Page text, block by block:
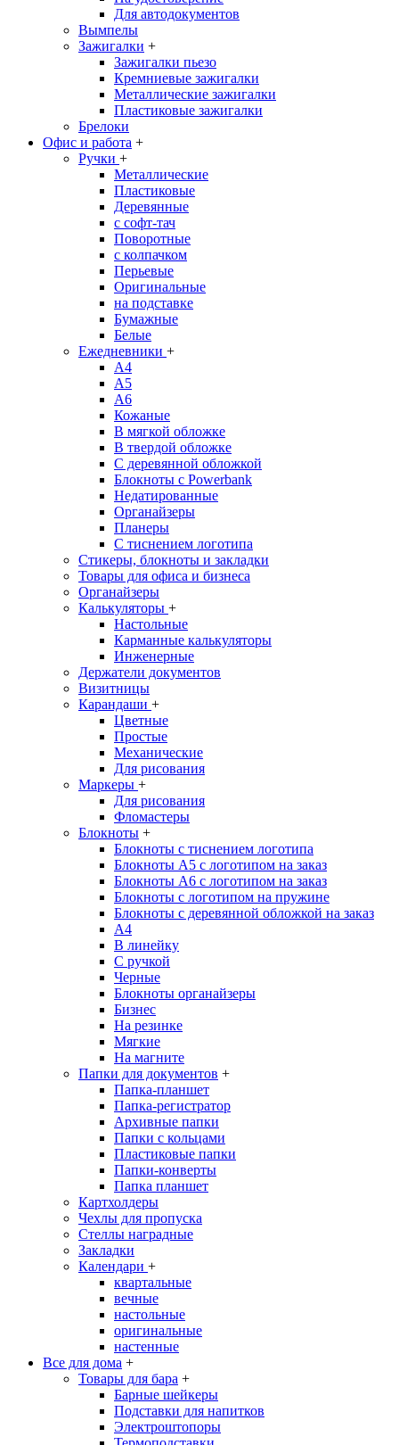
Для автодокументов
Вымпелы
Зажигалки +
Зажигалки пьезо
Кремниевые зажигалки
Металлические зажигалки
Пластиковые зажигалки
Брелоки
Офис и работа +
Ручки +
Металлические
Пластиковые
Деревянные
с софт-тач
Поворотные
с колпачком
Перьевые
Оригинальные
на подставке
Бумажные
Белые
Ежедневники +
A4
A5
A6
Кожаные
В мягкой обложке
В твердой обложке
С деревянной обложкой
Блокноты с Powerbank
Недатированные
Органайзеры
Планеры
С тиснением логотипа
Стикеры, блокноты и закладки
Товары для офиса и бизнеса
Органайзеры
Калькуляторы +
Настольные
Карманные калькуляторы
Инженерные
Держатели документов
Визитницы
Карандаши +
Цветные
Простые
Механические
Для рисования
Маркеры +
Для рисования
Фломастеры
Блокноты +
Блокноты с тиснением логотипа
Блокноты А5 с логотипом на заказ
Блокноты А6 с логотипом на заказ
Блокноты с логотипом на пружине
Блокноты с деревянной обложкой на заказ
A4
В линейку
С ручкой
Черные
Блокноты органайзеры
Бизнес
На резинке
Мягкие
На магните
Папки для документов +
Папка-планшет
Папка-регистратор
Архивные папки
Папки с кольцами
Пластиковые папки
Папки-конверты
Папка планшет
Картхолдеры
Чехлы для пропуска
Стеллы наградные
Закладки
Календари +
квартальные
вечные
настольные
оригинальные
настенные
Все для дома +
Товары для бара +
Барные шейкеры
Подставки для напитков
Электроштопоры